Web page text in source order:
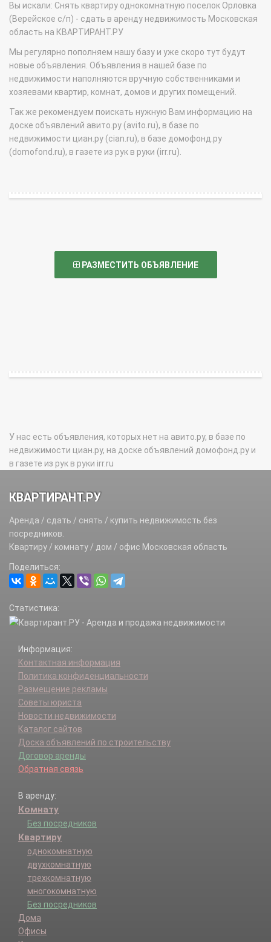
Вы искали: Снять квартиру однокомнатную поселок Орловка
(Верейское с/п) - сдать в аренду недвижимость Московская
область на КВАРТИРАНТ.РУ
Мы регулярно пополняем нашу базу и уже скоро тут будут
новые объявления. Объявления в нашей базе по
недвижимости наполняются вручную собственниками и
хозяевами квартир, комнат, домов и других помещений.
Так же рекомендуем поискать нужную Вам информацию на
доске объявлений авито.ру (avito.ru), в базе по
недвижимости циан.ру (cian.ru), в базе домофонд.ру
(domofond.ru), в газете из рук в руки (irr.ru).
РАЗМЕСТИТЬ ОБЪЯВЛЕНИЕ
У нас есть объявления, которых нет на авито.ру, в базе по
недвижимости циан.ру, на доске объявлений домофонд.ру и
в газете из рук в руки irr.ru
КВАРТИРАНТ.РУ
Аренда / сдать / снять / купить недвижимость без
посредников.
Квартиру / комнату / дом / офис Московская область
Поделиться:
Статистика:
Информация:
Контактная информация
Политика конфиденциальности
Размещение рекламы
Советы юриста
Новости недвижимости
Каталог сайтов
Доска объявлений по строительству
Договор аренды
Обратная связь
В аренду:
Комнату
Без посредников
Квартиру
однокомнатную
двухкомнатную
трехкомнатную
многокомнатную
Без посредников
Дома
Офисы